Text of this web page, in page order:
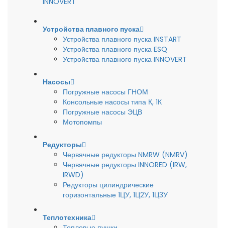
Устройства плавного пуска
Устройства плавного пуска INSTART
Устройства плавного пуска ESQ
Устройства плавного пуска INNOVERT
Насосы
Погружные насосы ГНОМ
Консольные насосы типа К, 1К
Погружные насосы ЭЦВ
Мотопомпы
Редукторы
Червячные редукторы NMRW (NMRV)
Червячные редукторы INNORED (IRW,
IRWD)
Редукторы цилиндрические
горизонтальные 1ЦУ, 1Ц2У, 1Ц3У
Теплотехника